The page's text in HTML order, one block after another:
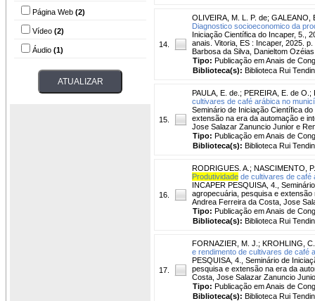
Página Web (2)
Vídeo (2)
Áudio (1)
14.
OLIVEIRA, M. L. P. de; GALEANO,
Diagnostico socioeconomico da
Iniciação Científica do Incaper, 5.,
anais. Vitoria, ES : Incaper, 2025.
Barbosa da Silva, Danieltom
Tipo: Publicação em Anais de
Biblioteca(s): Biblioteca Rui
15.
PAULA, E. de. ; PEREIRA, E. de O. ;
cultivares de café arábica no
Seminário de Iniciação Científica
extensão na era da automação e
Jose Salazar Zanuncio Junior e
Tipo: Publicação em Anais de
Biblioteca(s): Biblioteca Rui
16.
RODRIGUES. A. ; NASCIMENTO,
Produtividade de cultivares de café
INCAPER PESQUISA, 4.,
agropecuária, pesquisa e extensão
Andrea Ferreira da Costa, Jose
Tipo: Publicação em Anais de
Biblioteca(s): Biblioteca Rui
17.
FORNAZIER, M. J. ; KROHLING,
e rendimento de cultivares de café
PESQUISA, 4., Seminário de
pesquisa e extensão na era da
Costa, Jose Salazar Zanuncio
Tipo: Publicação em Anais de
Biblioteca(s): Biblioteca Rui